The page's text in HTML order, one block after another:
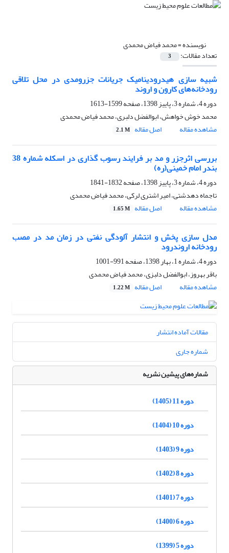
نویسنده =محمد فیاض محمدی
تعداد مقالات: 3
شبیه سازی هیدرودینامیک جریانات جزرومدی در محل تلاقی
رودخانه‌های کارون و اروند
دوره 4، شماره 3، پاییز 1398، صفحه
1599-1613
محمد خوش خواهش، ابوالفضل دلبری، محمد فیاض محمدی
مشاهده مقاله
اصل مقاله 2.1 M
بررسی اثرجزر و مد بر فرایند رسوب گذاری در اسکله شماره 38
بندر امام خمینی(ره)
دوره 4، شماره 3، پاییز 1398، صفحه
1832-1841
تاجماه دهدشتی، امیر اشتری لرکی، محمد فیاض محمدی
مشاهده مقاله
اصل مقاله 1.65 M
مدل سازی پخش و انتشار آلودگی نفتی در زمان مد در مصب
رودخانه اروندرود
دوره 4، شماره 1، بهار 1398، صفحه
991-1001
باقر بهروز، ابوالفضل دلبزی، محمد فیاض محمدی
مشاهده مقاله
اصل مقاله 1.22 M
مقالات آماده انتشار
شماره جاری
شماره‌های پیشین نشریه
دوره 11 (1405)
دوره 10 (1404)
دوره 9 (1403)
دوره 8 (1402)
دوره 7 (1401)
دوره 6 (1400)
دوره 5 (1399)